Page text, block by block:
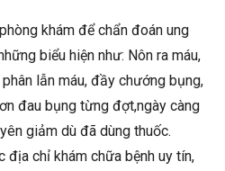
khám để chẩn đoán ung
biểu hiện như: Nôn ra máu,
lẫn máu, đầy chướng bụng,
đau bụng từng đợt,ngày càng
giảm dù đã dùng thuốc.
địa chỉ khám chữa bệnh uy tín,